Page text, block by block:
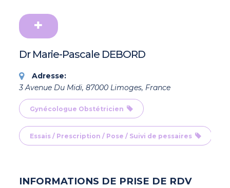
Dr Marie-Pascale DEBORD
Adresse:
3 Avenue Du Midi, 87000 Limoges, France
Gynécologue Obstétricien
Essais / Prescription / Pose / Suivi de pessaires
INFORMATIONS DE PRISE DE RDV